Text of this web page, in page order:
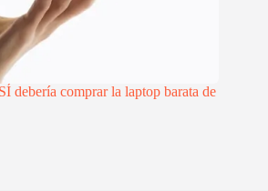
debería comprar la laptop barata de